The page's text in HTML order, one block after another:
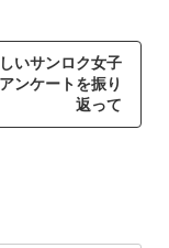
いサンロク女子
ンケートを振り
返って